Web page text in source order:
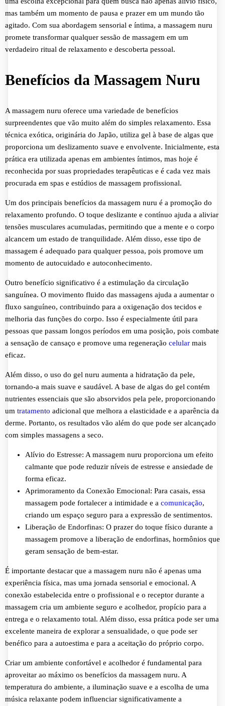
mas também um momento de pausa e prazer em um mundo tão
agitado. Com sua abordagem sensorial e íntima, a massagem nuru
promete transformar qualquer sessão de massagem em um
verdadeiro ritual de relaxamento e descoberta pessoal.
Benefícios da Massagem Nuru
A massagem nuru oferece uma variedade de benefícios
surpreendentes que vão muito além do simples relaxamento. Essa
técnica exótica, originária do Japão, utiliza gel à base de algas que
proporciona um deslizamento suave e envolvente. Inicialmente, esta
prática era utilizada apenas em ambientes íntimos, mas hoje é
reconhecida por suas propriedades terapêuticas e é cada vez mais
procurada em spas e estúdios de massagem profissional.
Um dos principais benefícios da massagem nuru é a promoção do
relaxamento profundo. O toque deslizante e contínuo ajuda a aliviar
tensões musculares acumuladas, permitindo que a mente e o corpo
alcancem um estado de tranquilidade. Além disso, esse tipo de
massagem é adequado para qualquer pessoa, pois promove um
momento de autocuidado e autoconhecimento.
Outro benefício significativo é a estimulação da circulação
sanguínea. O movimento fluido das massagens ajuda a aumentar o
fluxo sanguíneo, contribuindo para a oxigenação dos tecidos e
melhoria das funções do corpo. Isso é especialmente útil para
pessoas que passam longos períodos em uma posição, pois combate
a sensação de cansaço e promove uma regeneração celular mais
eficaz.
Além disso, o uso do gel nuru aumenta a hidratação da pele,
tornando-a mais suave e saudável. A base de algas do gel contém
nutrientes essenciais que são absorvidos pela pele, proporcionando
um tratamento adicional que melhora a elasticidade e a aparência da
derme. Portanto, os resultados vão além do que pode ser alcançado
com simples massagens a seco.
Alívio do Estresse: A massagem nuru proporciona um efeito
calmante que pode reduzir níveis de estresse e ansiedade de
forma eficaz.
Aprimoramento da Conexão Emocional: Para casais, essa
massagem pode fortalecer a intimidade e a comunicação,
criando um espaço seguro para a expressão de sentimentos.
Liberação de Endorfinas: O prazer do toque físico durante a
massagem promove a liberação de endorfinas, hormônios que
geram sensação de bem-estar.
É importante destacar que a massagem nuru não é apenas uma
experiência física, mas uma jornada sensorial e emocional. A
conexão estabelecida entre o profissional e o receptor durante a
massagem cria um ambiente seguro e acolhedor, propício para a
entrega e o relaxamento total. Além disso, essa prática pode ser uma
excelente maneira de explorar a sensualidade, o que pode ser
benéfico para a autoestima e para a aceitação do próprio corpo.
Criar um ambiente confortável e acolhedor é fundamental para
aproveitar ao máximo os benefícios da massagem nuru. A
temperatura do ambiente, a iluminação suave e a escolha de uma
música relaxante podem influenciar significativamente a